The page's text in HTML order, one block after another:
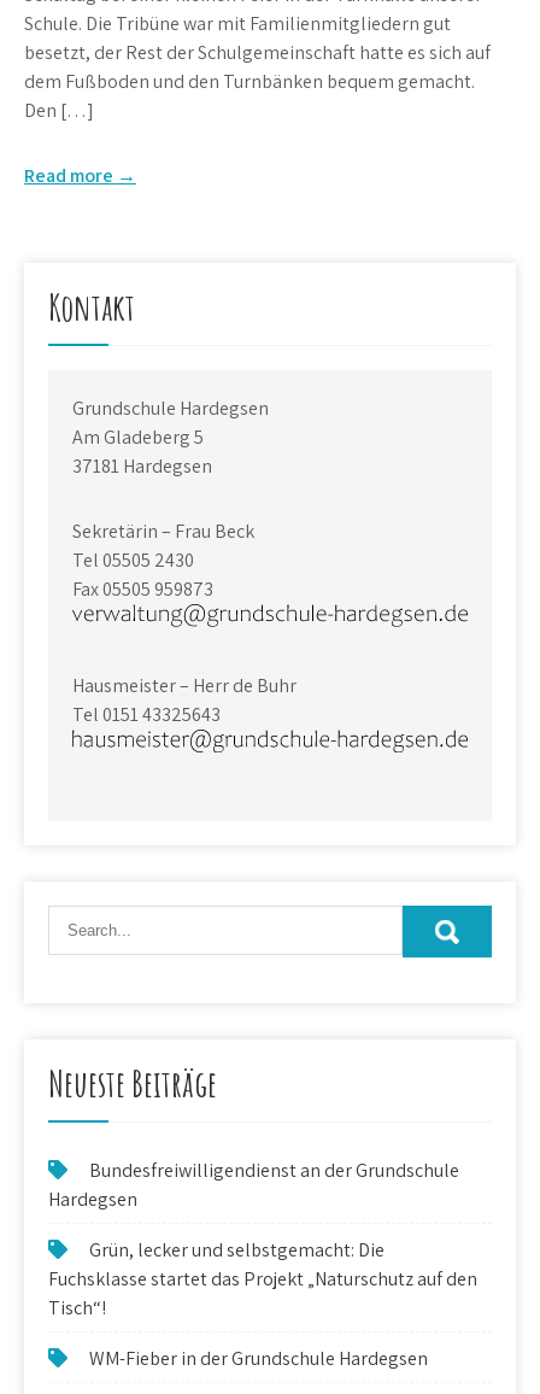
Schule. Die Tribüne war mit Familienmitgliedern gut
besetzt, der Rest der Schulgemeinschaft hatte es sich auf
dem Fußboden und den Turnbänken bequem gemacht.
Den […]
Read more →
Kontakt
Grundschule Hardegsen
Am Gladeberg 5
37181 Hardegsen
Sekretärin – Frau Beck
Tel 05505 2430
Fax 05505 959873
Hausmeister – Herr de Buhr
Tel 0151 43325643
Neueste Beiträge
Bundesfreiwilligendienst an der Grundschule
Hardegsen
Grün, lecker und selbstgemacht: Die
Fuchsklasse startet das Projekt „Naturschutz auf den
Tisch“!
WM-Fieber in der Grundschule Hardegsen